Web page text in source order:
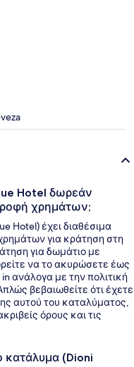
Hotel δωρεάν
χρημάτων;
Hotel) έχει διαθέσιμα
για κράτηση στη
για δωμάτιο με
να το ακυρώσετε έως
ανάλογα με την πολιτική
βεβαιωθείτε ότι έχετε
αυτού του καταλύματος,
όρους και τις
κατάλυμα (Dioni